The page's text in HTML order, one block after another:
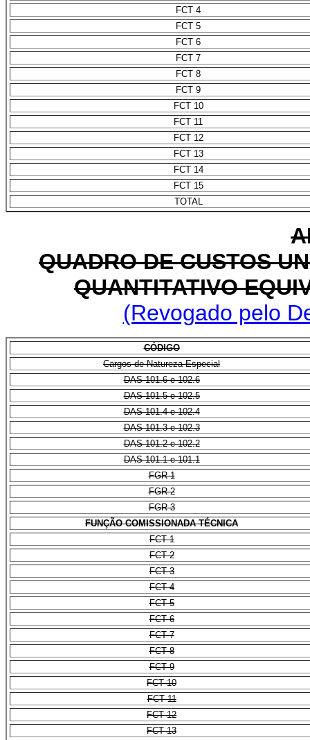
FCT 4
FCT 5
FCT 6
FCT 7
FCT 8
FCT 9
FCT 10
FCT 11
FCT 12
FCT 13
FCT 14
FCT 15
TOTAL
QUADRO DE CUSTOS
QUANTITATIVO
(Revogado pelo
CÓDIGO
Cargos de Natureza Especial
DAS 101.6 e 102.6
DAS 101.5 e 102.5
DAS 101.4 e 102.4
DAS 101.3 e 102.3
DAS 101.2 e 102.2
DAS 101.1 e 101.1
FGR-1
FGR-2
FGR-3
FUNÇÃO COMISSIONADA TÉCNICA
FCT 1
FCT 2
FCT 3
FCT 4
FCT 5
FCT 6
FCT 7
FCT 8
FCT 9
FCT 10
FCT 11
FCT 12
FCT 13